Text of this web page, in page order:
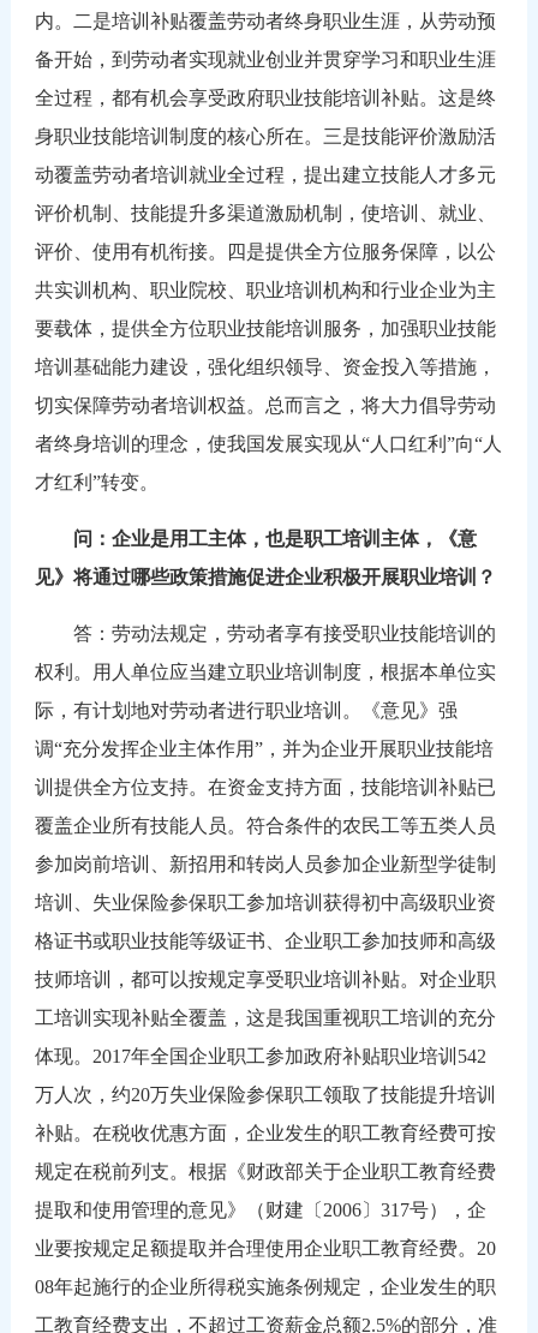
内。二是培训补贴覆盖劳动者终身职业生涯，从劳动预
备开始，到劳动者实现就业创业并贯穿学习和职业生涯
全过程，都有机会享受政府职业技能培训补贴。这是终
身职业技能培训制度的核心所在。三是技能评价激励活
动覆盖劳动者培训就业全过程，提出建立技能人才多元
评价机制、技能提升多渠道激励机制，使培训、就业、
评价、使用有机衔接。四是提供全方位服务保障，以公
共实训机构、职业院校、职业培训机构和行业企业为主
要载体，提供全方位职业技能培训服务，加强职业技能
培训基础能力建设，强化组织领导、资金投入等措施，
切实保障劳动者培训权益。总而言之，将大力倡导劳动
者终身培训的理念，使我国发展实现从“人口红利”向“人
才红利”转变。
问：企业是用工主体，也是职工培训主体，《意
见》将通过哪些政策措施促进企业积极开展职业培训？
答：劳动法规定，劳动者享有接受职业技能培训的
权利。用人单位应当建立职业培训制度，根据本单位实
际，有计划地对劳动者进行职业培训。《意见》强
调“充分发挥企业主体作用”，并为企业开展职业技能培
训提供全方位支持。在资金支持方面，技能培训补贴已
覆盖企业所有技能人员。符合条件的农民工等五类人员
参加岗前培训、新招用和转岗人员参加企业新型学徒制
培训、失业保险参保职工参加培训获得初中高级职业资
格证书或职业技能等级证书、企业职工参加技师和高级
技师培训，都可以按规定享受职业培训补贴。对企业职
工培训实现补贴全覆盖，这是我国重视职工培训的充分
体现。2017年全国企业职工参加政府补贴职业培训542
万人次，约20万失业保险参保职工领取了技能提升培训
补贴。在税收优惠方面，企业发生的职工教育经费可按
规定在税前列支。根据《财政部关于企业职工教育经费
提取和使用管理的意见》（财建〔2006〕317号），企
业要按规定足额提取并合理使用企业职工教育经费。20
08年起施行的企业所得税实施条例规定，企业发生的职
工教育经费支出，不超过工资薪金总额2.5%的部分，准